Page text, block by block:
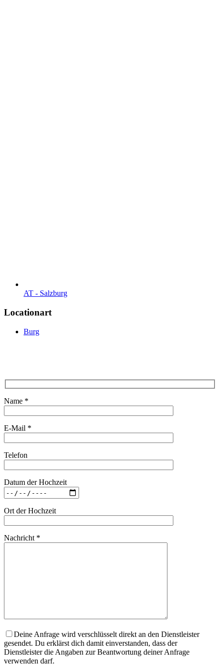
AT - Salzburg
Locationart
Burg
Name *
E-Mail *
Telefon
Datum der Hochzeit
Ort der Hochzeit
Nachricht *
Deine Anfrage wird verschlüsselt direkt an den Dienstleister
gesendet. Du erklärst dich damit einverstanden, dass der
Dienstleister die Angaben zur Beantwortung deiner Anfrage
verwenden darf.